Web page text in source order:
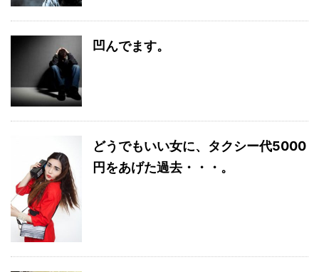
凹んでます。
どうでもいい女に、タクシー代5000
円をあげた過去・・・。